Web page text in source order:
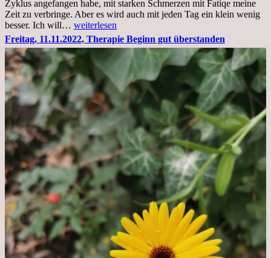
Zyklus angefangen habe, mit starken Schmerzen mit Fatiqe meine
Zeit zu verbringe. Aber es wird auch mit jeden Tag ein klein wenig
besser. Ich will… Sonntag,
20.11.2022,
Todensonntag
weiterlesen
Freitag, 11.11.2022, Therapie Beginn gut überstanden